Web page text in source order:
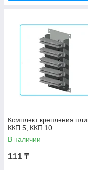
Комплект крепления
ККП 5, ККП 10
В наличии
111 ₸